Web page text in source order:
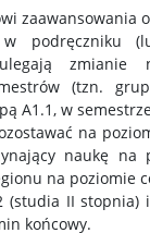
zaawansowania
podręczniku
ulegają
(tzn.
A1.1, w
na
naukę na
na poziomie
(studia II stopnia)
końcowy.